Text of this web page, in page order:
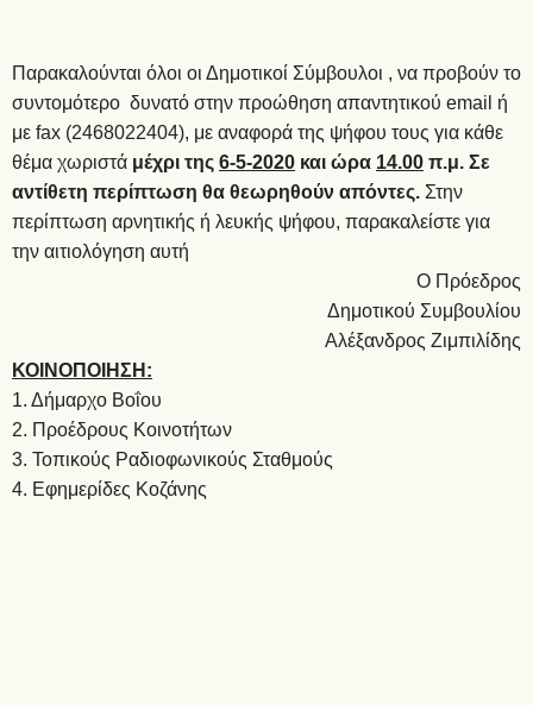
Παρακαλούνται όλοι οι Δημοτικοί Σύμβουλοι , να προβούν το
συντομότερο δυνατό στην προώθηση απαντητικού email ή
με fax (2468022404), με αναφορά της ψήφου τους για κάθε
θέμα χωριστά μέχρι της6-5-2020 και ώρα 14.00π.μ. Σε
αντίθετη περίπτωση θα θεωρηθούν απόντες.Στην
περίπτωση αρνητικής ή λευκής ψήφου, παρακαλείστε για
την αιτιολόγηση αυτή
Ο Πρόεδρος
Δημοτικού Συμβουλίου
Αλέξανδρος Ζιμπιλίδης
ΚΟΙΝΟΠΟΙΗΣΗ:
1. Δήμαρχο Βοΐου
2. Προέδρους Κοινοτήτων
3. Τοπικούς Ραδιοφωνικούς Σταθμούς
4. Εφημερίδες Κοζάνης